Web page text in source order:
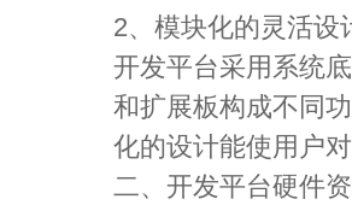
2、模块化的灵活设
开发平台采用系统
和扩展板构成不同
化的设计能使用户
二、开发平台硬件